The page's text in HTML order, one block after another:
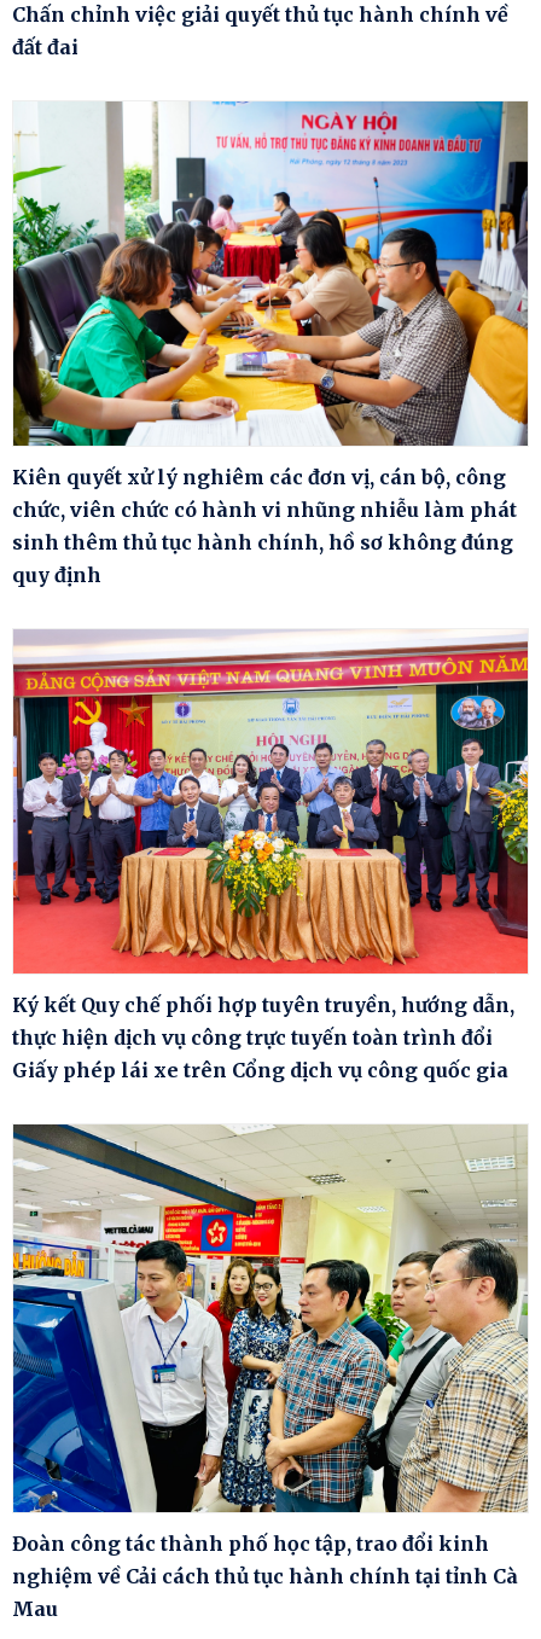
Chấn chỉnh việc giải quyết thủ tục hành chính về
đất đai
Kiên quyết xử lý nghiêm các đơn vị, cán bộ, công
chức, viên chức có hành vi nhũng nhiễu làm phát
sinh thêm thủ tục hành chính, hồ sơ không đúng
quy định
Ký kết Quy chế phối hợp tuyên truyền, hướng dẫn,
thực hiện dịch vụ công trực tuyến toàn trình đổi
Giấy phép lái xe trên Cổng dịch vụ công quốc gia
Đoàn công tác thành phố học tập, trao đổi kinh
nghiệm về Cải cách thủ tục hành chính tại tỉnh Cà
Mau